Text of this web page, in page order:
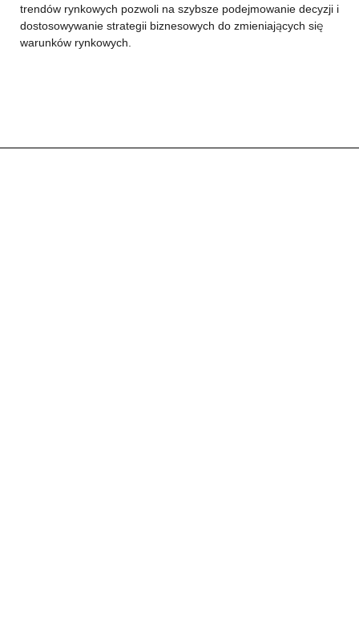
trendów rynkowych pozwoli na szybsze podejmowanie decyzji i
dostosowywanie strategii biznesowych do zmieniających się
warunków rynkowych.